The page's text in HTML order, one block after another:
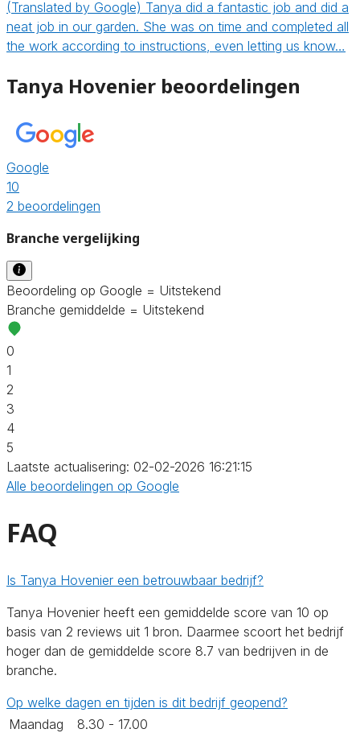
(Translated by Google) Tanya did a fantastic job and did a
neat job in our garden. She was on time and completed all
the work according to instructions, even letting us know…
Tanya Hovenier beoordelingen
Google
10
2 beoordelingen
Branche vergelijking
Beoordeling op Google = Uitstekend
Branche gemiddelde = Uitstekend
0
1
2
3
4
5
Laatste actualisering: 02-02-2026 16:21:15
Alle beoordelingen op Google
FAQ
Is Tanya Hovenier een betrouwbaar bedrijf?
Tanya Hovenier heeft een gemiddelde score van 10 op
basis van 2 reviews uit 1 bron. Daarmee scoort het bedrijf
hoger dan de gemiddelde score 8.7 van bedrijven in de
branche.
Op welke dagen en tijden is dit bedrijf geopend?
Maandag
8.30 - 17.00